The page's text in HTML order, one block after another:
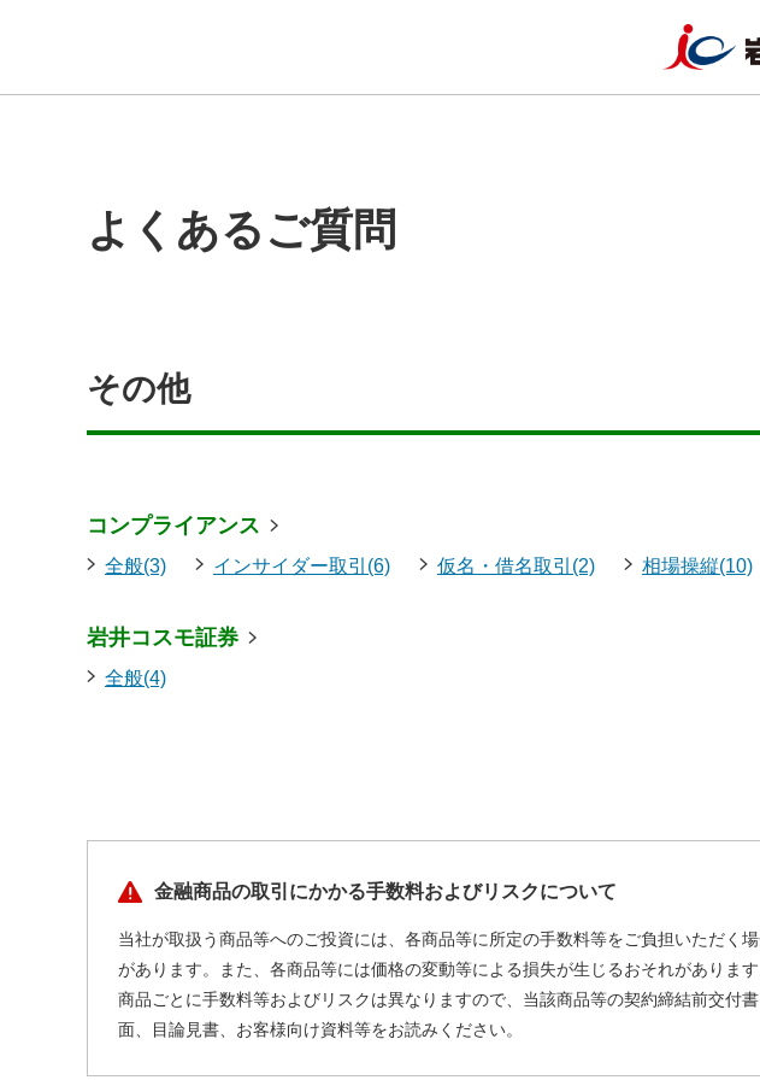
よくあるご質問
その他
コンプライアンス
全般(3) インサイダー取引(6) 仮名・借名取引(2) 相場操縦(10)
岩井コスモ証券
全般(4)
金融商品の取引にかかる手数料およびリスクについて
当社が取扱う商品等へのご投資には、各商品等に所定の手数料等をご負担いただく
があります。また、各商品等には価格の変動等による損失が生じるおそれがあります
商品ごとに手数料等およびリスクは異なりますので、当該商品等の契約締結前交付書
面、目論見書、お客様向け資料等をお読みください。